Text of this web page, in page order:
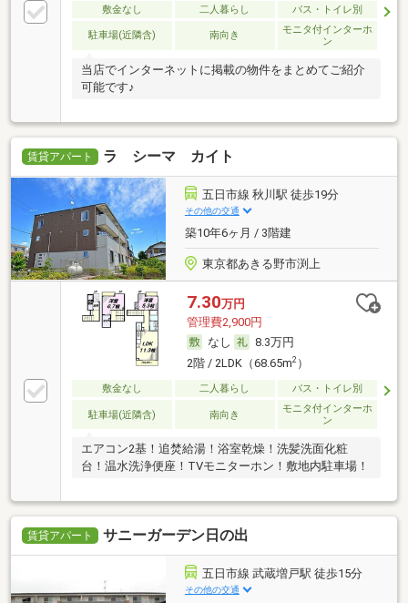
敷金なし 二人暮らし バス・トイレ別
駐車場(近隣含) 南向き
モニタ付インターホ
ン
当店でインターネットに掲載の物件をまとめてご紹介
可能です♪
賃貸アパート ラ シーマ カイト
五日市線 秋川駅 徒歩19分
その他の交通
築10年6ヶ月 / 3階建
東京都あきる野市渕上
7.30万円
管理費2,900円
なし
8.3万円
2階 / 2LDK（68.65m2）
敷金なし 二人暮らし バス・トイレ別
駐車場(近隣含) 南向き
モニタ付インターホ
ン
エアコン2基！追焚給湯！浴室乾燥！洗髪洗面化粧
台！温水洗浄便座！TVモニターホン！敷地内駐車場！
賃貸アパート サニーガーデン日の出
五日市線 武蔵増戸駅 徒歩15分
その他の交通